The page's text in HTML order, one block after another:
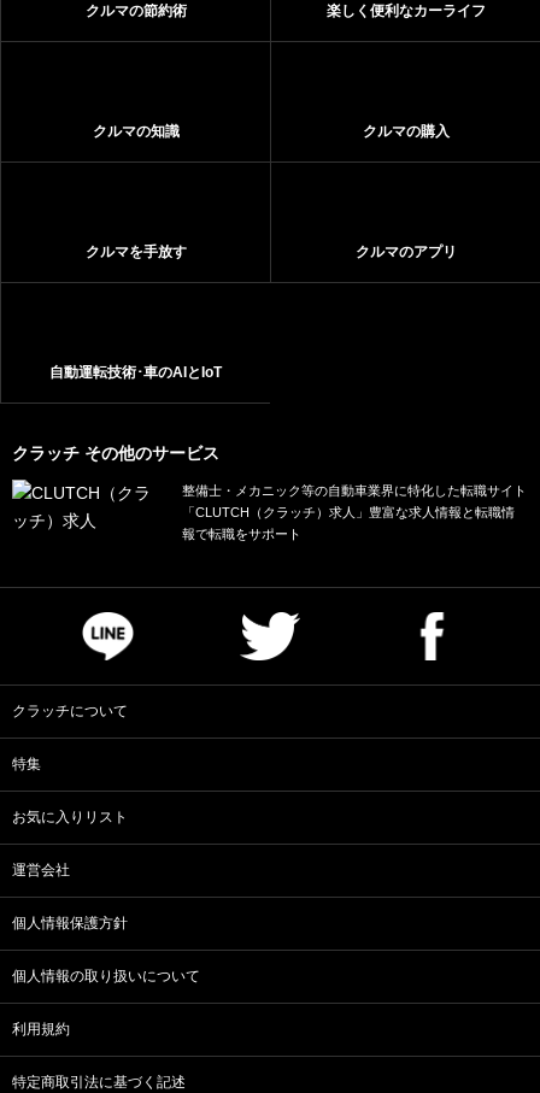
クルマの節約術 楽しく便利なカーライフ
クルマの知識 クルマの購入
クルマを手放す クルマのアプリ
自動運転技術･車のAIとIoT
クラッチ その他のサービス
整備士・メカニック等の自動車業界に特化した転職サイト
「CLUTCH（クラッチ）求人」豊富な求人情報と転職情
報で転職をサポート
クラッチについて
特集
お気に入りリスト
運営会社
個人情報保護方針
個人情報の取り扱いについて
利用規約
特定商取引法に基づく記述